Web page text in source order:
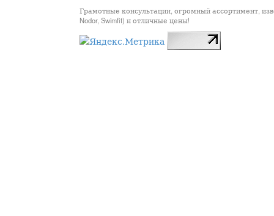
Грамотные консультации, огромный ассортимент,
Nodor, Swimfit) и отличные цены!